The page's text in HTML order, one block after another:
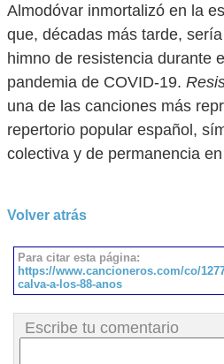
Almodóvar inmortalizó en la
que, décadas más tarde,
himno de resistencia durante
pandemia de COVID-19.
una de las canciones más
repertorio popular español,
colectiva y de permanencia
Volver atrás
Para citar esta página:
https://www.cancioneros.com/co/
calva-a-los-88-anos
Escribe tu comentario